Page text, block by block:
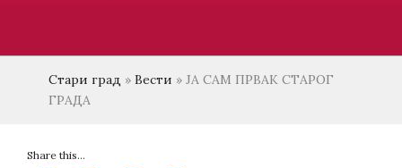
Стари град » Вести » ЈА САМ ПРВАК СТАРОГ
ГРАДА
Share this...